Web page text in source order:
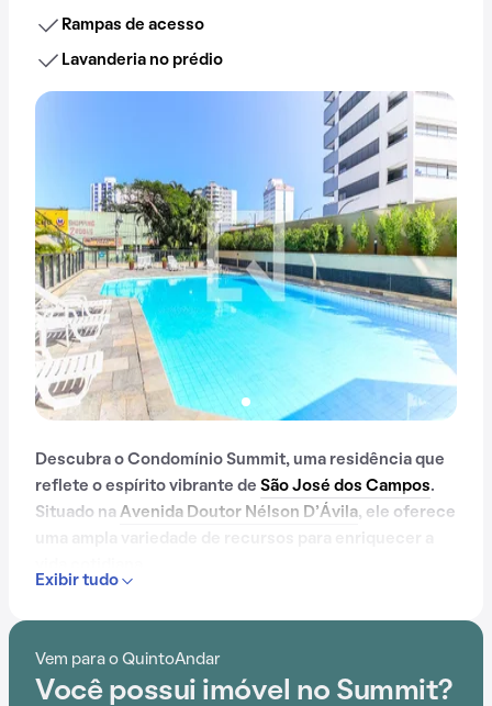
Rampas de acesso
Lavanderia no prédio
Descubra o Condomínio Summit, uma residência que
reflete o espírito vibrante de São José dos Campos.
Situado na Avenida Doutor Nélson D'Ávila, ele oferece
Com portaria 24 horas, elevador, academia, piscina,
prédio, o Condomínio Summit é ideal para quem busca
conforto e entretenimento.
Exibir tudo
Vem para o QuintoAndar
Você possui imóvel no Summit?